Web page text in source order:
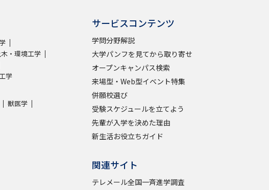
・環境工学
学
獣医学
サービスコンテンツ
学問分野解説
大学パンフを見てから取り寄せ
オープンキャンパス検索
来場型・Web型イベント特集
併願校選び
受験スケジュールを立てよう
先輩が入学を決めた理由
新生活お役立ちガイド
関連サイト
テレメール全国一斉進学調査